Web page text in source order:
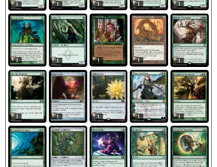
1 1 1 1 1
1 1 1 1 1
1 1 1 1 1